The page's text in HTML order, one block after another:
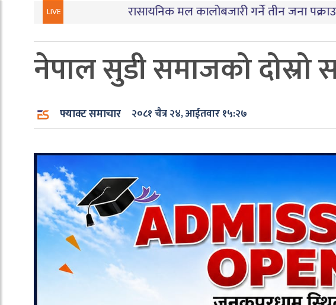
LIVE
रासायनिक मल कालोबजारी गर्ने तीन जना पक्राउ|जनकपुरधाममा
नेपाल सुडी समाजको दोस्रो
फ्याक्ट समाचार २०८१ चैत्र २४, आईतवार १५:२७